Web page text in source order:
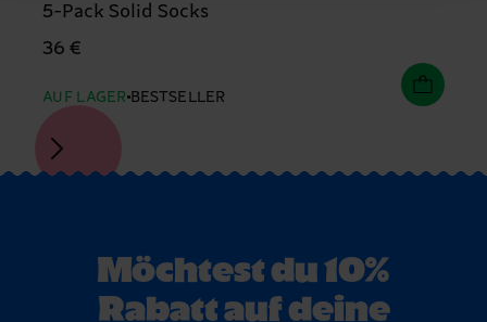
5-Pack Solid Socks
36 €
AUF LAGER BESTSELLER
Möchtest du 10%
Rabatt auf deine